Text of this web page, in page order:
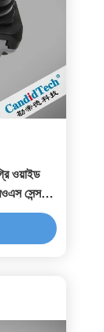
ওয়াইড
সেন্সর